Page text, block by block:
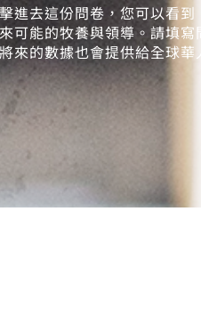
進去這份問卷，您可以看到：
可能的牧養與領導。請填寫問
來的數據也會提供給全球華人